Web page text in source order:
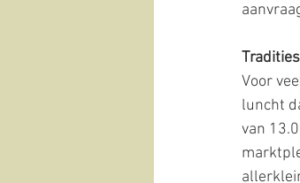
Tradities
Voor
luncht
van